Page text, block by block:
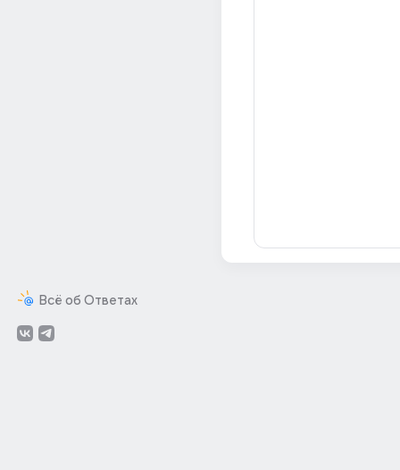
Всё об Ответах